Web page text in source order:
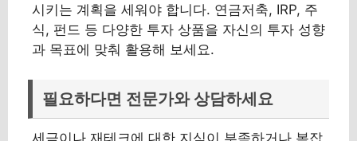
시키는 계획을 세워야 합니다. 연금저축, IRP, 주
식, 펀드 등 다양한 투자 상품을 자신의 투자 성향
과 목표에 맞춰 활용해 보세요.
필요하다면 전문가와 상담하세요
세금이나 재테크에 대한 지식이 부족하거나 복잡